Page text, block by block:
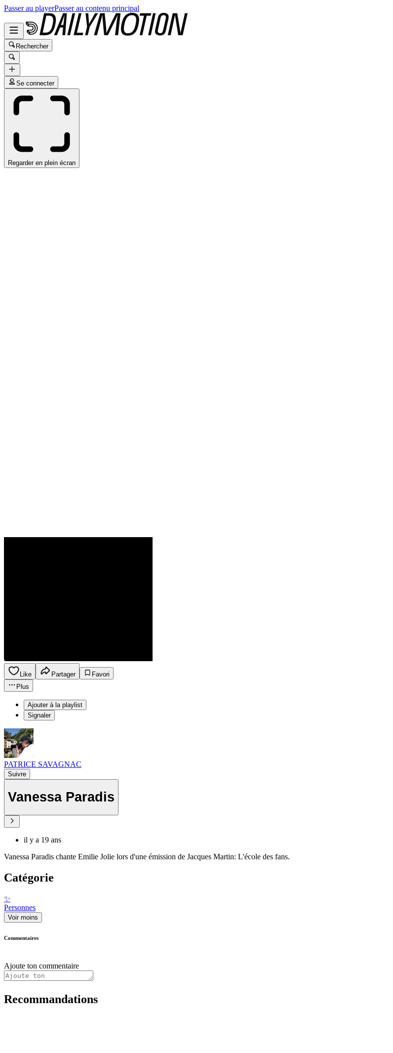
Passer au playerPasser au contenu principal
Rechercher
Se connecter
Regarder en plein écran
Like Partager
Favori
Plus
Ajouter à la playlist
Signaler
PATRICE SAVAGNAC
Suivre
Vanessa Paradis
il y a 19 ans
Vanessa Paradis chante Emilie Jolie lors d'une émission de Jacques Martin: L'école des fans.
Catégorie
✨
Personnes
Voir moins
Commentaires
Ajoute ton commentaire
Recommandations